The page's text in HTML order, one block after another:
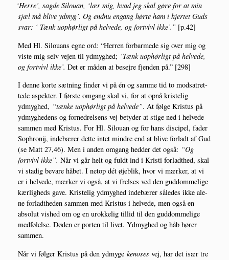
‘Her­re’, sag­de Silou­an, ‘lær mig, hvad jeg skal gøre for at min
sjæl må bli­ve ydmyg’. Og end­nu engang hør­te ham i hjer­tet Guds
svar: ‘ Tænk uop­hør­ligt på hel­ve­de, og fortvivl ikke’.” [p.42]
Med Hl. Silou­ans egne ord: “Her­ren for­bar­me­de sig over mig og
viste mig selv vej­en til ydmyg­hed; ‘Tænk uop­hør­ligt på hel­ve­de,
og fortvivl ikke’. Det er måden at besej­re fjen­den på.” [298]
I den­ne kor­te sæt­ning fin­der vi på én og sam­me tid to mod­sa­t­ret­
te­de aspek­ter. I før­ste omgang skal vi, for at opnå kri­ste­lig
ydmyg­hed, “tæn­ke uop­hør­ligt på hel­ve­de”. At føl­ge Kristus på
ydmyg­he­dens og for­ned­rel­sens vej bety­der at sti­ge ned i hel­ve­de
sam­men med Kristus. For Hl. Silou­an og for hans discipel, fader
Sop­hro­nij, inde­bæ­rer det­te intet min­dre end at bli­ve for­ladt af Gud
(se Matt 27,46). Men i anden omgang hed­der det også: “Og
fortvivl ikke”. Når vi går helt og fuldt ind i Kri­sti for­ladt­hed, skal
vi sta­dig beva­re håbet. I net­op dét øje­blik, hvor vi mær­ker, at vi
er i hel­ve­de, mær­ker vi også, at vi frel­ses ved den gud­dom­me­li­ge
kær­lig­heds gave. Kri­ste­lig ydmyg­hed inde­bæ­rer såle­des ikke ale­
ne for­ladt­he­den sam­men med Kristus i hel­ve­de, men også en
abso­lut vis­hed om og en urok­ke­lig til­lid til den gud­dom­me­li­ge
med­fø­lel­se. Døden er por­ten til livet. Ydmyg­hed og håb hører
sammen.
Når vi føl­ger Kristus på den ydmy­ge keno­ses vej, har det især tre